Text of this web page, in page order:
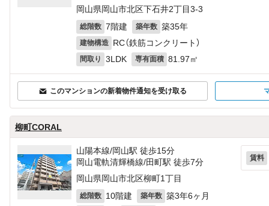
岡山県岡山市北区下石井2丁目3-3
総階数 7階建 築年数 築35年
建物構造 RC（鉄筋コンクリート）
間取り 3LDK 専有面積 81.97㎡
このマンションの新着物件通知を受け取る
柳町CORAL
山陽本線/岡山駅 徒歩15分
岡山電軌清輝橋線/田町駅 徒歩7分
岡山県岡山市北区柳町1丁目
総階数 10階建 築年数 築3年6ヶ月
賃料